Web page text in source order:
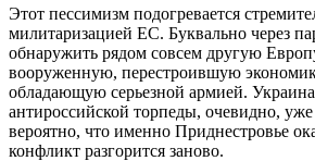
Этот пессимизм подогревается
милитаризацией ЕС. Буквально через
обнаружить рядом совсем другую
вооруженную, перестроившую
обладающую серьезной армией.
антироссийской торпеды, очевидно,
вероятно, что именно Приднестровье
конфликт разгорится заново.